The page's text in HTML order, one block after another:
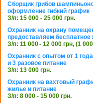
Сборщик грибов
оформление гибкий график
З/п: 15 000 - 25 000 грн.
Охранник на охрану
предоставляем бесплатное
З/п: 11 000 - 12 000 грн, (1
Охранник с опытом от 1
и 3 разовое питание
З/п: 13 000 грн.
Охранник на вахтовый
жилье и питание
З/п: 8 000 - 15 000 грн.